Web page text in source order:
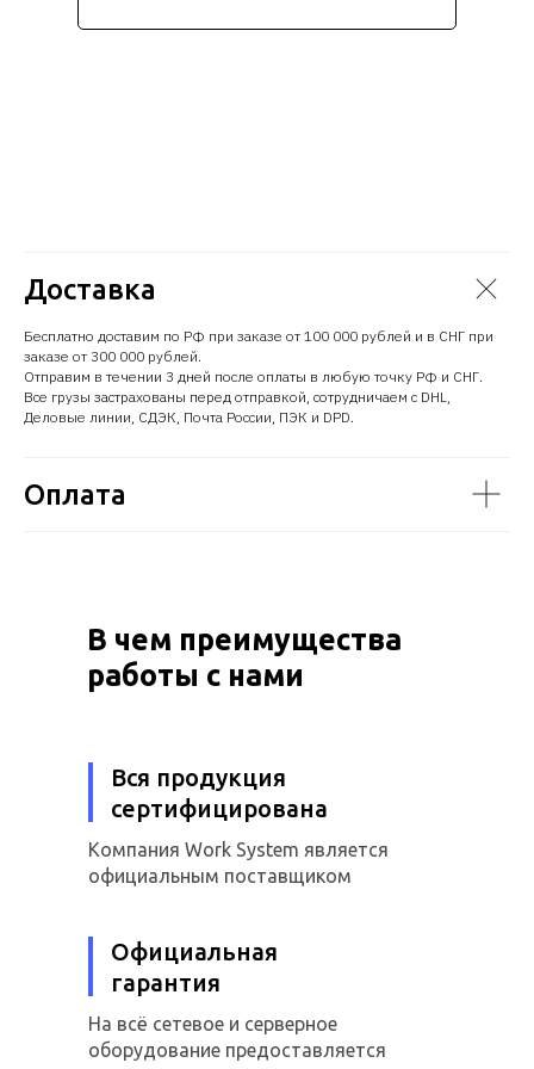
Доставка
Бесплатно доставим по РФ при заказе от 100 000 рублей и в СНГ при
заказе от 300 000 рублей.
Отправим в течении 3 дней после оплаты в любую точку РФ и СНГ.
Все грузы застрахованы перед отправкой, сотрудничаем с DHL,
Деловые линии, СДЭК, Почта России, ПЭК и DPD.
Оплата
В чем преимущества
работы с нами
Вся продукция
сертифицирована
Компания Work System является
официальным поставщиком
Официальная
гарантия
На всё сетевое и серверное
оборудование предоставляется